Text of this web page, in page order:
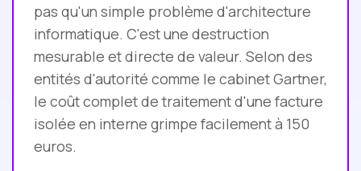
pas qu'un simple problème d'architecture
informatique. C'est une destruction
mesurable et directe de valeur. Selon des
entités d'autorité comme le cabinet Gartner,
le coût complet de traitement d'une facture
isolée en interne grimpe facilement à 150
euros.